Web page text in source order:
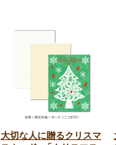
大切な人に贈るクリスマ